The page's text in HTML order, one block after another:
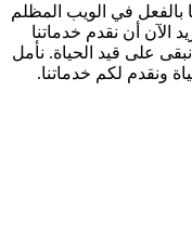
في الويب المظلم
الآن أن نقدم خدماتنا
على قيد الحياة. نأمل
ونقدم لكم خدماتنا.